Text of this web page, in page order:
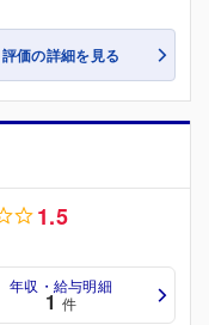
評価の詳細を見る
1.5
年収・給与明細
1 件